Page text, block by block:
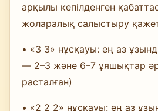
арқылы кепілденген
жоларалық салыстыру
• «3 3» нұсқауы: ең аз
— 2–3 және 6–7 ұяшықтар
расталған)
• «2 2 2» нұсқауы: ең аз